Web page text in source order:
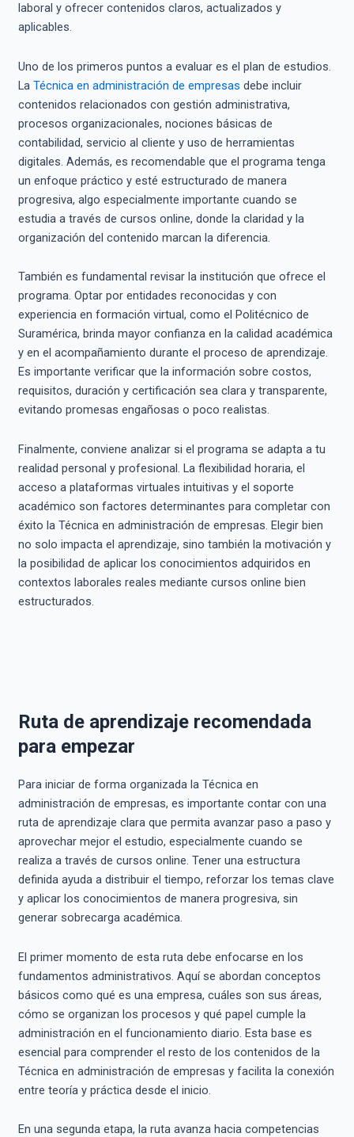
laboral y ofrecer contenidos claros, actualizados y
aplicables.
Uno de los primeros puntos a evaluar es el plan de estudios.
La Técnica en administración de empresas debe incluir
contenidos relacionados con gestión administrativa,
procesos organizacionales, nociones básicas de
contabilidad, servicio al cliente y uso de herramientas
digitales. Además, es recomendable que el programa tenga
un enfoque práctico y esté estructurado de manera
progresiva, algo especialmente importante cuando se
estudia a través de cursos online, donde la claridad y la
organización del contenido marcan la diferencia.
También es fundamental revisar la institución que ofrece el
programa. Optar por entidades reconocidas y con
experiencia en formación virtual, como el Politécnico de
Suramérica, brinda mayor confianza en la calidad académica
y en el acompañamiento durante el proceso de aprendizaje.
Es importante verificar que la información sobre costos,
requisitos, duración y certificación sea clara y transparente,
evitando promesas engañosas o poco realistas.
Finalmente, conviene analizar si el programa se adapta a tu
realidad personal y profesional. La flexibilidad horaria, el
acceso a plataformas virtuales intuitivas y el soporte
académico son factores determinantes para completar con
éxito la Técnica en administración de empresas. Elegir bien
no solo impacta el aprendizaje, sino también la motivación y
la posibilidad de aplicar los conocimientos adquiridos en
contextos laborales reales mediante cursos online bien
estructurados.
Ruta de aprendizaje recomendada
para empezar
Para iniciar de forma organizada la Técnica en
administración de empresas, es importante contar con una
ruta de aprendizaje clara que permita avanzar paso a paso y
aprovechar mejor el estudio, especialmente cuando se
realiza a través de cursos online. Tener una estructura
definida ayuda a distribuir el tiempo, reforzar los temas clave
y aplicar los conocimientos de manera progresiva, sin
generar sobrecarga académica.
El primer momento de esta ruta debe enfocarse en los
fundamentos administrativos. Aquí se abordan conceptos
básicos como qué es una empresa, cuáles son sus áreas,
cómo se organizan los procesos y qué papel cumple la
administración en el funcionamiento diario. Esta base es
esencial para comprender el resto de los contenidos de la
Técnica en administración de empresas y facilita la conexión
entre teoría y práctica desde el inicio.
En una segunda etapa, la ruta avanza hacia competencias